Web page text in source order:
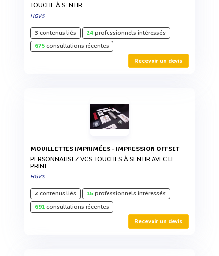
TOUCHE À SENTIR
HGV®
3 contenus liés 24professionnels intéressés
675consultations récentes
Recevoir un devis
MOUILLETTES IMPRIMÉES - IMPRESSION OFFSET
PERSONNALISEZ VOS TOUCHES À SENTIR AVEC LE
PRINT
HGV®
2contenus liés 15professionnels intéressés
691consultations récentes
Recevoir un devis